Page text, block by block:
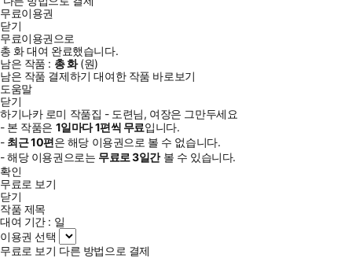
무료이용권
닫기
무료이용권으로
총 화대여 완료했습니다.
남은 작품 : 총화(원)
남은 작품 결제하기 대여한 작품 바로보기
도움말
닫기
하기나카 로미 작품집 - 도련님, 여장은 그만두세요
- 본 작품은 1일마다1편씩 무료입니다.
- 최근10편은 해당 이용권으로 볼 수 없습니다.
- 해당 이용권으로는 무료로3일간볼 수 있습니다.
확인
무료로 보기
닫기
작품 제목
대여 기간 : 일
이용권 선택
무료로 보기 다른 방법으로 결제